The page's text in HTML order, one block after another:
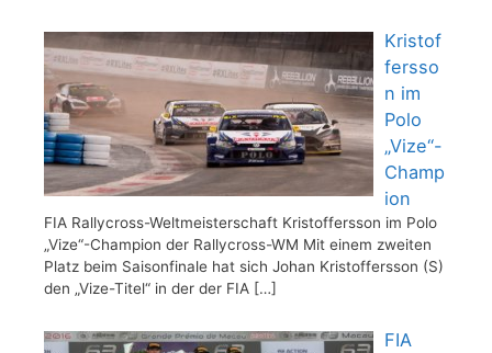
Kristof
fersso
n im
Polo
„Vize“-
Champ
ion
FIA Rallycross-Weltmeisterschaft Kristoffersson im Polo
„Vize“-Champion der Rallycross-WM Mit einem zweiten
Platz beim Saisonfinale hat sich Johan Kristoffersson (S)
den „Vize-Titel“ in der der FIA […]
FIA